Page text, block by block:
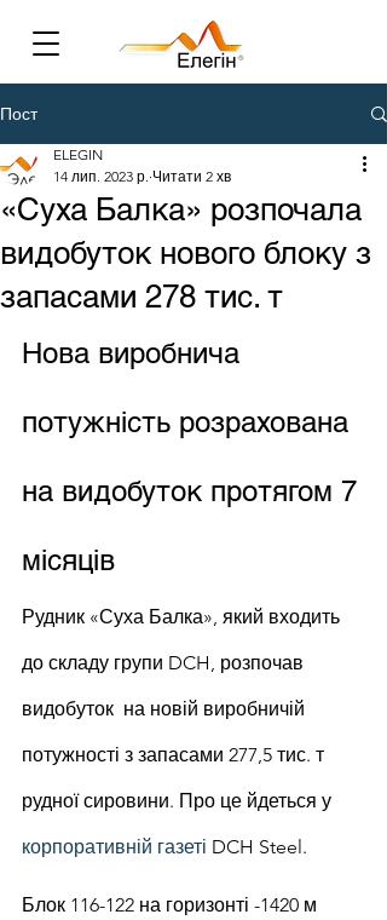
Пост
«Суха Балка» розпочала
видобуток нового блоку з
запасами 278 тис. т
ELEGIN
14 лип. 2023 р. Читати 2 хв
Нова виробнича
потужність розрахована
на видобуток протягом 7
місяців
Рудник «Суха Балка», який входить
до складу групи DCH, розпочав
видобуток  на новій виробничій
потужності з запасами 277,5 тис. т
рудної сировини. Про це йдеться у
корпоративній газеті DCH Steel.
Блок 116-122 на горизонті -1420 м